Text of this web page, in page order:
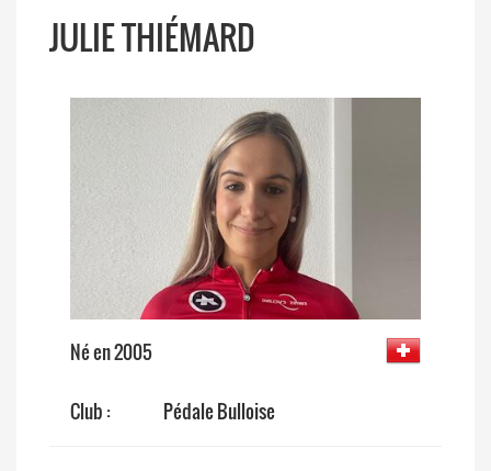
JULIE THIÉMARD
Né en 2005
Club : Pédale Bulloise